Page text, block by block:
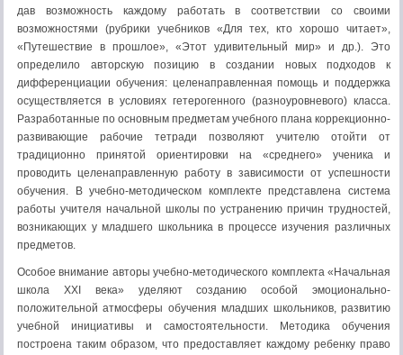
дав возможность каждому работать в соответствии со своими
возможностями (рубрики учебников «Для тех, кто хорошо читает»,
«Путешествие в прошлое», «Этот удивительный мир» и др.). Это
определило авторскую позицию в создании новых подходов к
дифференциации обучения: целенаправленная помощь и поддержка
осуществляется в условиях гетерогенного (разноуровневого) класса.
Разработанные по основным предметам учебного плана коррекционно-
развивающие рабочие тетради позволяют учителю отойти от
традиционно принятой ориентировки на «среднего» ученика и
проводить целенаправленную работу в зависимости от успешности
обучения. В учебно-методическом комплекте представлена система
работы учителя начальной школы по устранению причин трудностей,
возникающих у младшего школьника в процессе изучения различных
предметов.
Особое внимание авторы учебно-методического комплекта «Начальная
школа XXI века» уделяют созданию особой эмоционально-
положительной атмосферы обучения младших школьников, развитию
учебной инициативы и самостоятельности. Методика обучения
построена таким образом, что предоставляет каждому ребенку право